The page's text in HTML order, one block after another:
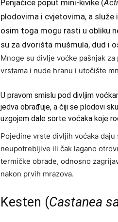
Penjačice poput mini-kivike (
plodovima i cvjetovima, a
osim toga mogu rasti u obliku
su za dvorišta mušmula, dud i
Mnoge su divlje voćke pašnjak
vrstama i nude hranu i utočište
U pravom smislu pod divljim
jedva obrađuje, a čiji se plodovi
uzgojem dale sorte voćaka koje
Pojedine vrste divljih voćaka
neupotrebljive ili čak lagano
termičke obrade, odnosno
nakon prvih mrazova.
Kesten (Castanea